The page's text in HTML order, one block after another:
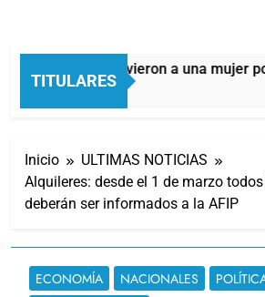
TITULARES
Quilmes: detuvieron a una mujer
11 Horas Atrás
Inicio
ULTIMAS NOTICIAS
Alquileres: desde el 1 de marzo
deberán ser informados a la AFIP
ECONOMÍA NACIONALES